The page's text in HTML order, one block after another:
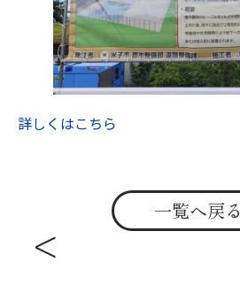
詳しくはこちら
一覧へ戻る
<